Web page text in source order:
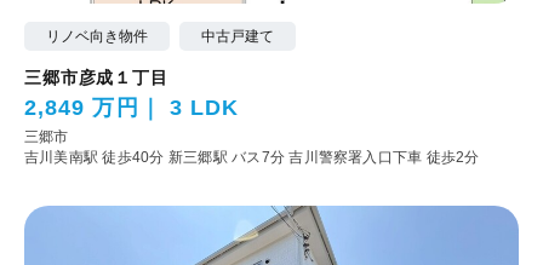
リノベ向き物件 中古戸建て
三郷市彦成１丁目
2,849 万円 3 LDK
三郷市
吉川美南駅 徒歩40分 新三郷駅 バス7分 吉川警察署入口下車 徒歩2分